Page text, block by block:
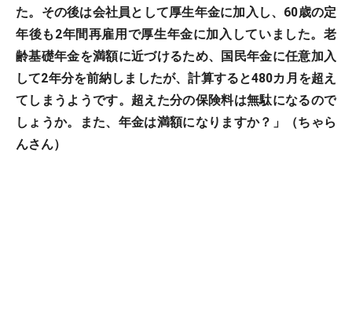
た。その後は会社員として厚生年金に加入し、60歳の定
年後も2年間再雇用で厚生年金に加入していました。老
齢基礎年金を満額に近づけるため、国民年金に任意加入
して2年分を前納しましたが、計算すると480カ月を超え
てしまうようです。超えた分の保険料は無駄になるので
しょうか。また、年金は満額になりますか？」（ちゃら
んさん）